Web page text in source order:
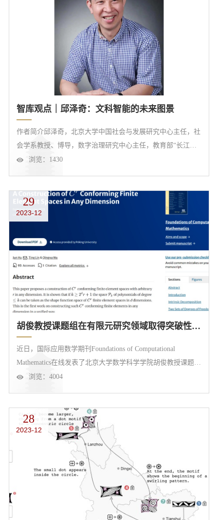
智库观点｜邱泽奇：文科智能的未来图景
作者简介邱泽奇，北京大学中国社会与发展研究中心主任，社
会学系教授、博导，数字治理研究中心主任，教育部“长江学
者奖励计划”特聘教授，北京大学博雅特聘教授。研究方向为
价值、安全、交易》（合著）、《技术与组织：学科脉络与文
献》（主编）等。摘要生成式人工智能的发布标志着人工智能
浏览： 1430
29
2023-12
胡俊教授课题组在有限元研究领域取得突破性进展
近日，国际应用数学期刊Foundations of Computational
Mathematics在线发表了北京大学数学科学学院胡俊教授课题组
的论文 “ A construction ofconforming finite element spaces in
期公开的难题。论文作者为胡俊教授、北京大学数学科学学院
博士研究生林挺和吴清玉。有限元方法诞生于上个世纪五、六
浏览： 4004
28
2023-12